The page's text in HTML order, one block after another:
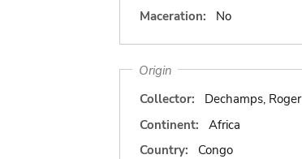
Maceration:
No
Origin
Collector:
Dechamps, Roger
Continent:
Africa
Country:
Congo